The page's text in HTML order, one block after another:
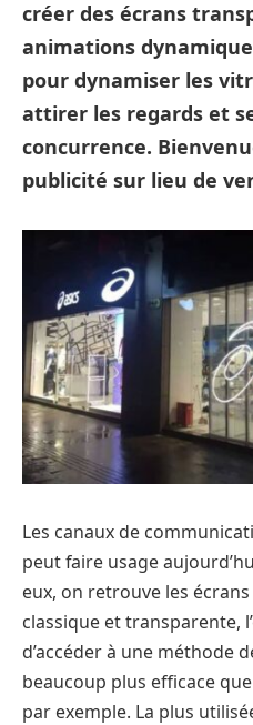
créer des écrans
animations
pour dynamiser les
attirer les regards et
concurrence.
publicité sur lieu de
Les canaux de
peut faire usage
eux, on retrouve les
classique et transparente,
d’accéder à une méthode
beaucoup plus efficace
par exemple. La plus